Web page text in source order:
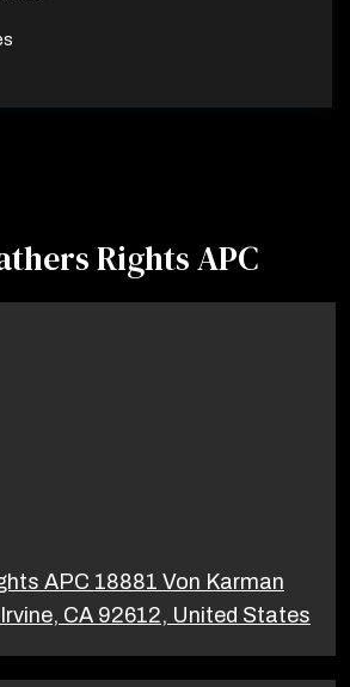
Rights APC
APC 18881 Von Karman
CA 92612, United States